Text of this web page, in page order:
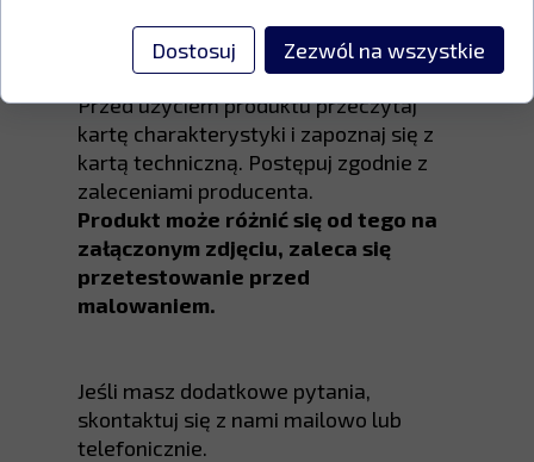
suchym, przewiewnym miejscu, w
temperaturze od 5°C do 25°C.
Przed użyciem produktu przeczytaj
kartę charakterystyki i zapoznaj się z
kartą techniczną. Postępuj zgodnie z
zaleceniami producenta.
Produkt może różnić się od tego na
załączonym zdjęciu, zaleca się
przetestowanie przed
malowaniem.
Jeśli masz dodatkowe pytania,
skontaktuj się z nami mailowo lub
telefonicznie.
Dostosuj Zezwól na wszystkie